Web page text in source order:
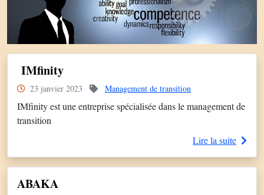
IMfinity
23 janvier 2023 Management de transition
IMfinity est une entreprise spécialisée dans le management de
transition
Lire la suite
ABAKA